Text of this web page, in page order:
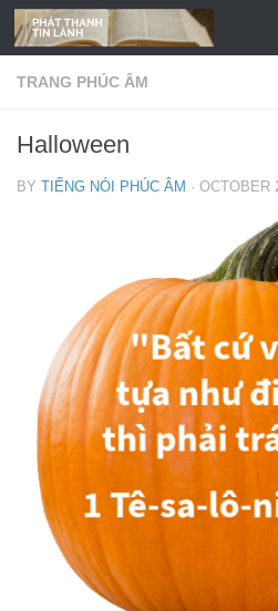
Skip to content
TRANG PHÚC ÂM
Halloween
BY TIẾNG NÓI PHÚC ÂM · OCTOBER